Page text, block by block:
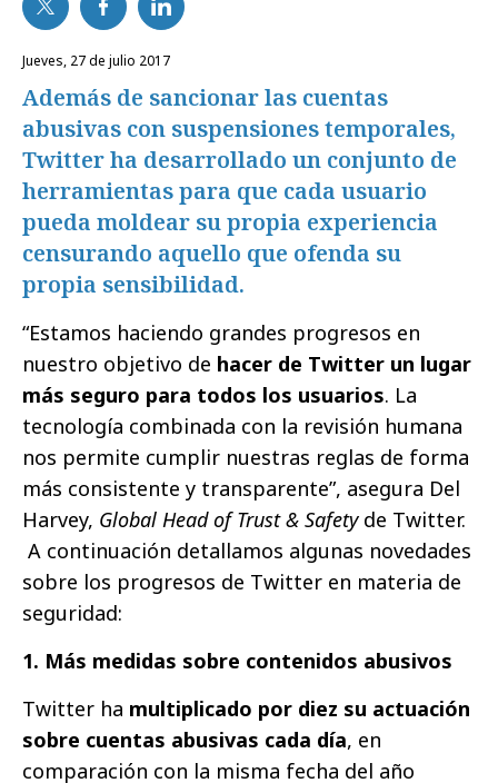
jueves, 27 de julio 2017
Además de sancionar las cuentas
abusivas con suspensiones temporales,
Twitter ha desarrollado un conjunto de
herramientas para que cada usuario
pueda moldear su propia experiencia
censurando aquello que ofenda su
propia sensibilidad.
“Estamos haciendo grandes progresos en
nuestro objetivo de hacer de Twitter un lugar
más seguro para todos los usuarios. La
tecnología combinada con la revisión humana
nos permite cumplir nuestras reglas de forma
más consistente y transparente”, asegura Del
Harvey, Global Head of Trust & Safetyde Twitter.
A continuación detallamos algunas novedades
sobre los progresos de Twitter en materia de
seguridad:
1. Más medidas sobre contenidos abusivos
Twitter ha multiplicado por diez su actuación
sobre cuentas abusivas cada día, en
comparación con la misma fecha del año